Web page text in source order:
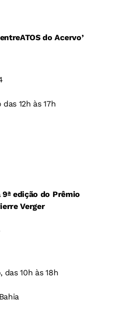
do Acervo’
12h às 17h
edição do Prêmio
Verger
10h às 18h